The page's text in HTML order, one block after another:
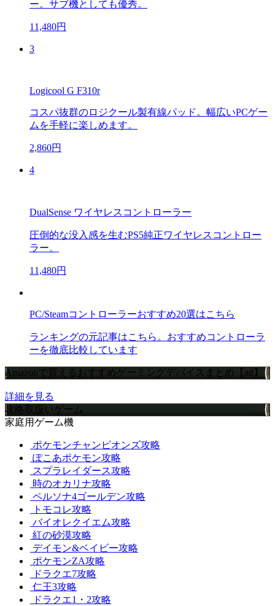
ー。サブ機としても優秀。
11,480円
3
Logicool G F310r
コスパ抜群のロジクール製有線パッド。幅広いPCゲー
ムを手軽に楽しめます。
2,860円
4
DualSense ワイヤレスコントローラー
圧倒的な没入感を生むPS5純正ワイヤレスコントロー
ラー。
11,480円
PC/Steamコントローラーおすすめ20選はこちら
ランキングの元記事はこちら。おすすめコントローラ
ーを徹底比較しています
Amazonで買えるおすすめゲーミングデバイスまとめ【ad】
詳細を見る
攻略取扱いゲーム
家庭用ゲーム機
ポケモンチャンピオンズ攻略
ぽこあポケモン攻略
スプラレイダース攻略
時のオカリナ攻略
ペルソナ4ゴールデン攻略
トモコレ攻略
バイオレクイエム攻略
紅の砂漠攻略
デイモン&ベイビー攻略
ポケモンZA攻略
ドラクエ7攻略
仁王3攻略
ドラクエ1・2攻略